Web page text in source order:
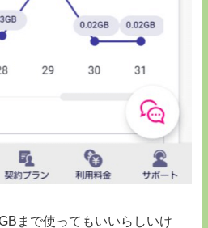
まで使ってもいいらしいけ